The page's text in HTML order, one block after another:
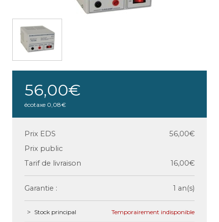
56,00€
écotaxe 0,08€
Prix EDS
56,00€
Prix public
Tarif de livraison
16,00€
Garantie : 1 an(s)
Stock principal Temporairement indisponible